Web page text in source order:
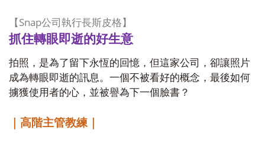
【 Snap公司執行長斯皮格】
抓住轉眼即逝的好生意
拍照，是為了留下永恆的回憶，但這家公司，卻讓照片
成為轉眼即逝的訊息。一個不被看好的概念，最後如何
擄獲使用者的心，並被譽為下一個臉書？
｜高階主管教練｜